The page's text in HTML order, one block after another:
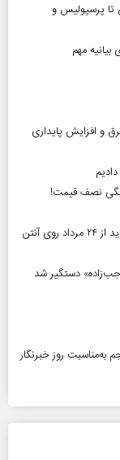
تا پرسپولیس و
مهم
و افزایش پایداری
رادیو فرهنگ پوست‌اندازی می‌کند؛ جدول پخش جدید از ۲۴ مرداد روی آنتن
دستگیر شد
به‌مناسبت روز خبرنگار